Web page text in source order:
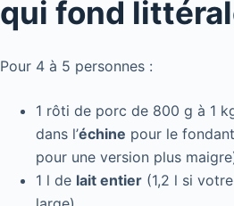
qui fond
Pour 4 à 5 personnes :
1 rôti de porc de 800 g à 1
dans l’échine pour le
pour une version plus
1 l de lait entier (1,2 l si